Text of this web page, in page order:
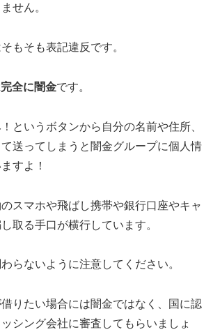
せん。
もそも表記違反です。
全に闇金です。
というボタンから自分の名前や住所、
送ってしまうと闇金グループに個人情
すよ！
スマホや飛ばし携帯や銀行口座やキャ
取る手口が横行しています。
らないように注意してください。
りたい場合には闇金ではなく、国に認
シング会社に審査してもらいましょ